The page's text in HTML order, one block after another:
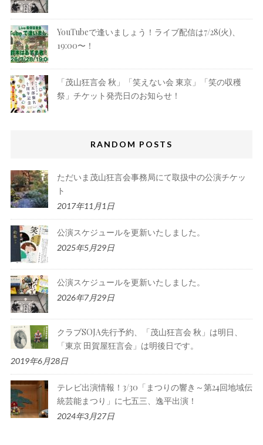
YouTubeで逢いましょう！ライブ配信は7/28(火)、
19:00〜！
「茂山狂言会 秋」「笑えない会 東京」「笑の収穫
祭」チケット発売日のお知らせ！
RANDOM POSTS
ただいま茂山狂言会事務局にて取扱中の公演チケッ
ト
2017年11月1日
公演スケジュールを更新いたしました。
2025年5月29日
公演スケジュールを更新いたしました。
2026年7月29日
クラブSOJA先行予約、「茂山狂言会 秋」は明日、
「東京 田賀屋狂言会」は明後日です。
2019年6月28日
テレビ出演情報！3/30「まつりの響き～第24回地域伝
統芸能まつり」に七五三、逸平出演！
2024年3月27日